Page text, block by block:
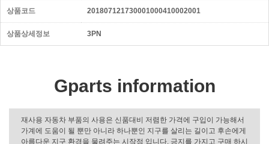
상품코드 201807121730001000410002001
상품상세정보 3PN
Gparts information
재사용 자동차 부품의 사용은 신품대비 저렴한 가격에 구입이 가능해서
가계에 도움이 될 뿐만 아니라 하나뿐인 지구를 살리는 길이고 후손에게
아름다운 지구 환경을 물려주는 시작점 입니다. 긍지를 가지고 구매 하시